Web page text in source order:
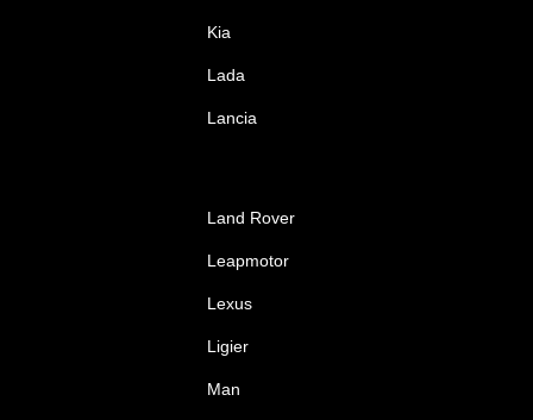
Kia
Lada
Lancia
Land Rover
Leapmotor
Lexus
Ligier
Man